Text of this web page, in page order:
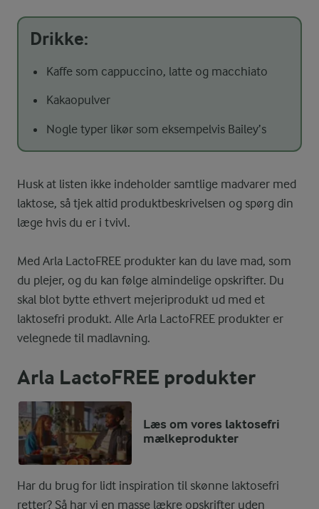
Drikke:
Kaffe som cappuccino, latte og macchiato
Kakaopulver
Nogle typer likør som eksempelvis Bailey’s
Husk at listen ikke indeholder samtlige madvarer med
laktose, så tjek altid produktbeskrivelsen og spørg din
læge hvis du er i tvivl.
Med Arla LactoFREE produkter kan du lave mad, som
du plejer, og du kan følge almindelige opskrifter. Du
skal blot bytte ethvert mejeriprodukt ud med et
laktosefri produkt. Alle Arla LactoFREE produkter er
velegnede til madlavning.
Arla LactoFREE produkter
Læs om vores laktosefri
mælkeprodukter
Har du brug for lidt inspiration til skønne laktosefri
retter? Så har vi en masse lækre opskrifter uden